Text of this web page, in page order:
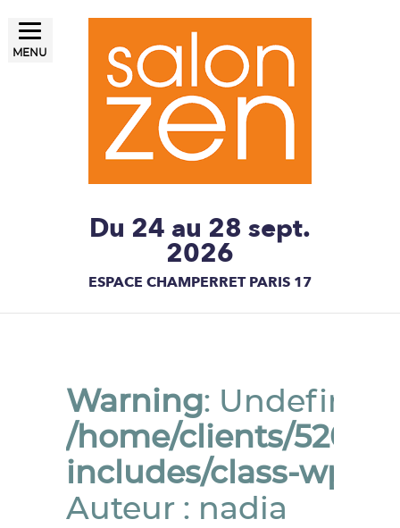
Du 24 au 28 sept.
2026
ESPACE CHAMPERRET PARIS 17
Warning: Undefined
/home/clients/
includes/class-wp-
Auteur : nadia
MENU